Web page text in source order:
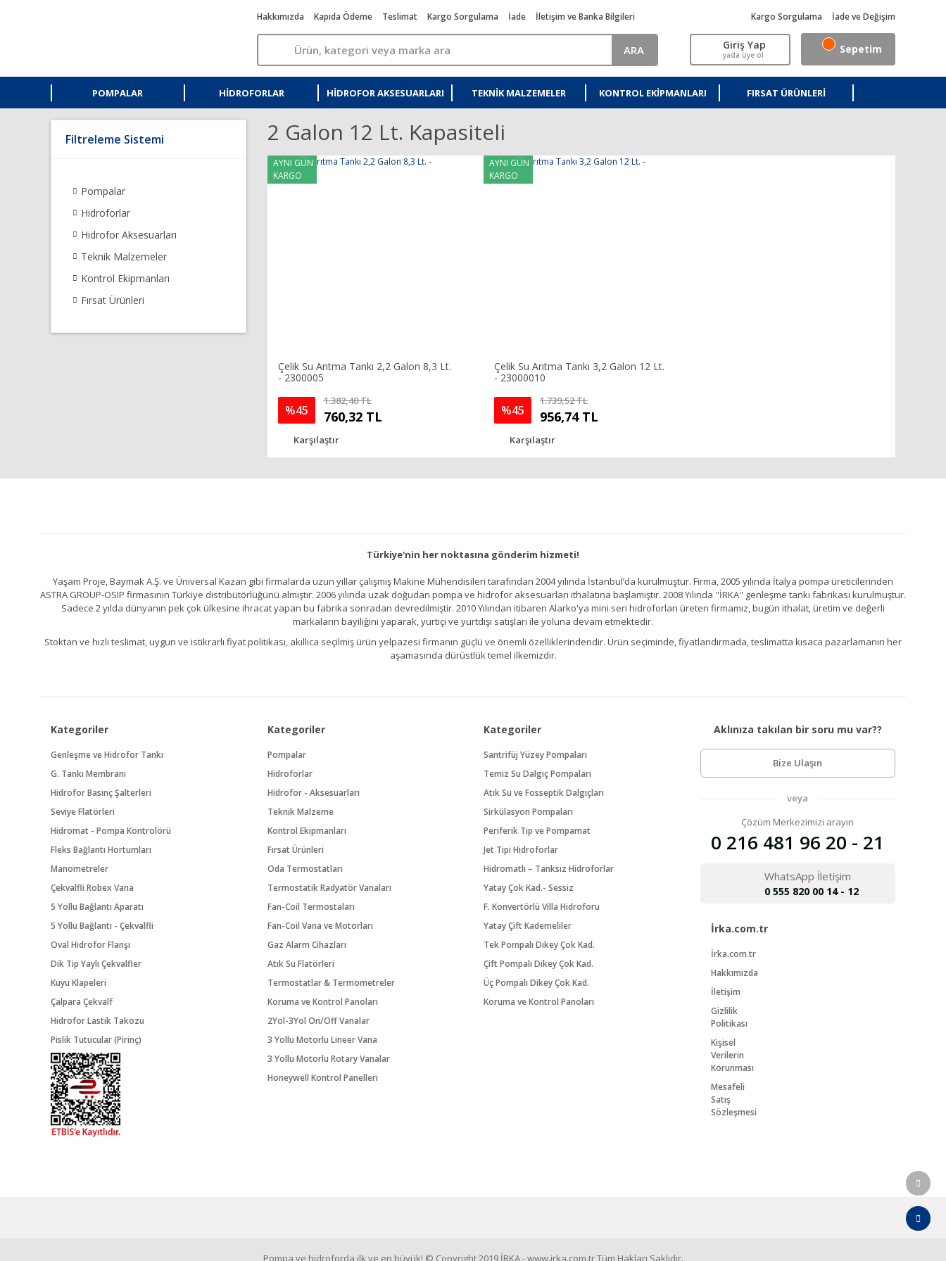
Hakkımızda Kapıda Ödeme Teslimat Kargo Sorgulama İade İletişim ve Banka Bilgileri
ARA
Kargo Sorgulama İade ve Değişim
Giriş Yap
yada üye ol Sepetim
POMPALAR HIDROFORLAR HIDROFOR AKSESUARLARI TEKNIK MALZEMELER KONTROL EKIPMANLARI FIRSAT ÜRÜNLERI
Filtreleme Sistemi
Pompalar
Hidroforlar
Hidrofor Aksesuarları
Teknik Malzemeler
Kontrol Ekipmanları
Fırsat Ürünleri
2 Galon 12 Lt. Kapasiteli
AYNI GÜN
KARGO
Çelik Su Arıtma Tankı 2,2 Galon 8,3 Lt.
- 2300005
%45
1.382,40 TL
760,32 TL
Karşılaştır
AYNI GÜN
KARGO
Çelik Su Arıtma Tankı 3,2 Galon 12 Lt.
- 23000010
%45
1.739,52 TL
956,74 TL
Karşılaştır
Türkiye'nin her noktasına gönderim hizmeti!
Yaşam Proje, Baymak A.Ş. ve Üniversal Kazan gibi firmalarda uzun yıllar çalışmış Makine Mühendisileri tarafından 2004 yılında İstanbul’da kurulmuştur. Firma, 2005 yılında İtalya pompa üreticilerinden
ASTRA GROUP-OSIP firmasının Türkiye distribütörlüğünü almıştır. 2006 yılında uzak doğudan pompa ve hidrofor aksesuarları ithalatına başlamıştır. 2008 Yılında ''İRKA'' genleşme tankı fabrikası kurulmuştur.
Sadece 2 yılda dünyanın pek çok ülkesine ihracat yapan bu fabrika sonradan devredilmiştir. 2010 Yılından itibaren Alarko'ya mini seri hidroforları üreten firmamız, bugün ithalat, üretim ve değerli
markaların bayiliğini yaparak, yurtiçi ve yurtdışı satışları ile yoluna devam etmektedir.
Stoktan ve hızlı teslimat, uygun ve istikrarlı fiyat politikası, akıllıca seçilmiş ürün yelpazesi firmanın güçlü ve önemli özelliklerindendir. Ürün seçiminde, fiyatlandırmada, teslimatta kısaca pazarlamanın her
aşamasında dürüstlük temel ilkemizdir.
Kategoriler
Genleşme ve Hidrofor Tankı
G. Tankı Membranı
Hidrofor Basınç Şalterleri
Seviye Flatörleri
Hidromat - Pompa Kontrolörü
Fleks Bağlantı Hortumları
Manometreler
Çekvalfli Robex Vana
5 Yollu Bağlantı Aparatı
5 Yollu Bağlantı - Çekvalfli
Oval Hidrofor Flanşı
Dik Tip Yaylı Çekvalfler
Kuyu Klapeleri
Çalpara Çekvalf
Hidrofor Lastik Takozu
Pislik Tutucular (Pirinç)
Kategoriler
Pompalar
Hidroforlar
Hidrofor - Aksesuarları
Teknik Malzeme
Kontrol Ekipmanları
Fırsat Ürünleri
Oda Termostatları
Termostatik Radyatör Vanaları
Fan-Coil Termostaları
Fan-Coil Vana ve Motorları
Gaz Alarm Cihazları
Atık Su Flatörleri
Termostatlar & Termometreler
Koruma ve Kontrol Panoları
2Yol-3Yol On/Off Vanalar
3 Yollu Motorlu Lineer Vana
3 Yollu Motorlu Rotary Vanalar
Honeywell Kontrol Panelleri
Kategoriler
Santrifüj Yüzey Pompaları
Temiz Su Dalgıç Pompaları
Atık Su ve Fosseptik Dalgıçları
Sirkülasyon Pompaları
Periferik Tip ve Pompamat
Jet Tipi Hidroforlar
Hidromatlı – Tanksız Hidroforlar
Yatay Çok Kad.- Sessiz
F. Konvertörlü Villa Hidroforu
Yatay Çift Kademeliler
Tek Pompalı Dikey Çok Kad.
Çift Pompalı Dikey Çok Kad.
Üç Pompalı Dikey Çok Kad.
Koruma ve Kontrol Panoları
Aklınıza takılan bir soru mu var??
Bize Ulaşın
veya
Çözüm Merkezimizi arayın
0 216 481 96 20 - 21
WhatsApp İletişim
0 555 820 00 14 - 12
İrka.com.tr
İrka.com.tr
Hakkımızda
İletişim
Gizlilik
Politikası
Kişisel
Verilerin
Korunması
Mesafeli
Satış
Sözleşmesi